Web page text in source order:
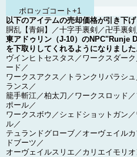
ポロッゴコート+1
以下のアイテムの売却価格が引き下げ
胴乱【青銅】／十字手裏剣／卍手裏
東アドゥリン（J-10）のNPC"Runje
を下取りしてくれるようになりました
ヴインヒトセスタス／ワークスダー
ード／
ワークスアクス／トランクリパラシ
ランス／
籠手斬江／柏太刀／ワークスロッド
ポール／
ワークスボウ／シェドショットガン
ル／
テュランドグローブ／オーヴェイル
ドブーツ／
オーヴェイルスリエ／カリエイモリ